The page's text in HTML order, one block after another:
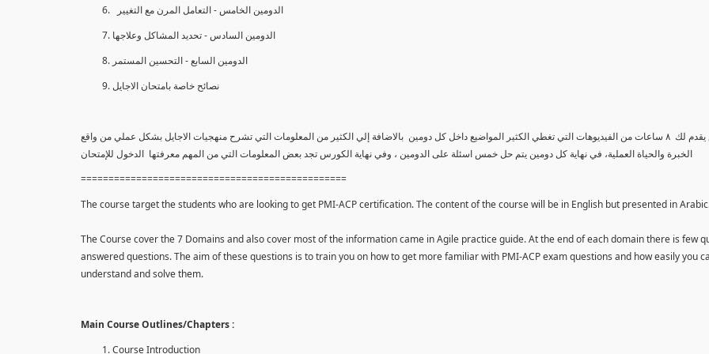
الدومين الخامس - التعامل المرن مع التغيير
الدومين السادس - تحديد المشاكل وعلاجها
الدومين السابع - التحسين المستمر
نصائح خاصة بامتحان الاجايل
الكورس يقدم لك ٨ ساعات من الفيديوهات التي تغطي الكثير المواضيع داخل كل دومين بالاضافة إلي الكثير من المعلومات التي تشرح منهجيات الاجايل بشكل عملي من واقع
الخبرة والحياة العملية، في نهاية كل دومين يتم حل خمس اسئلة على الدومين ، وفي نهاية الكورس تجد بعض المعلومات التي من المهم معرفتها الدخول للإمتحان
================================================
The course target the students who are looking to get PMI-ACP certification. The content of the course will be in English but presented in
The Course cover the 7 Domains and also cover most of the information came in Agile practice guide. At the end of each domain there is few
answered questions. The aim of these questions is to train you on how to get more familiar with PMI-ACP exam questions and how easily you
understand and solve them.
Main Course Outlines/Chapters :
Course Introduction